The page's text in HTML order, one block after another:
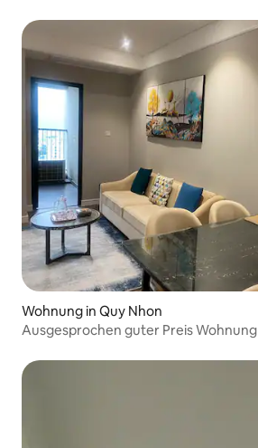
Wohnung in Quy Nhon
Ausgesprochen guter Preis Wohnung